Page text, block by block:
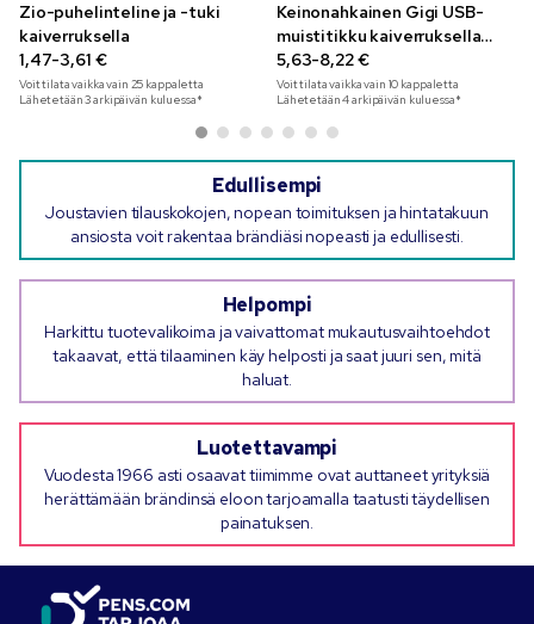
Zio-puhelinteline ja -tuki
kaiverruksella
1,47-3,61 €
Voit tilata vaikka vain 25 kappaletta
Lähetetään 3 arkipäivän kuluessa*
Keinonahkainen Gigi USB-
muistitikku kaiverruksella
4 GB
5,63-8,22 €
Voit tilata vaikka vain 10 kappaletta
Lähetetään 4 arkipäivän kuluessa*
Edullisempi
Joustavien tilauskokojen, nopean toimituksen ja hintatakuun
ansiosta voit rakentaa brändiäsi nopeasti ja edullisesti.
Helpompi
Harkittu tuotevalikoima ja vaivattomat mukautusvaihtoehdot
takaavat, että tilaaminen käy helposti ja saat juuri sen, mitä
haluat.
Luotettavampi
Vuodesta 1966 asti osaavat tiimimme ovat auttaneet yrityksiä
herättämään brändinsä eloon tarjoamalla taatusti täydellisen
painatuksen.